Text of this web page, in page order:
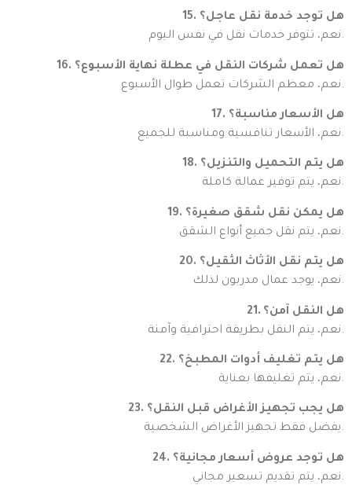
15. هل توجد خدمة نقل عاجل؟
نعم، تتوفر خدمات نقل في نفس اليوم.
16. هل تعمل شركات النقل في عطلة نهاية الأسبوع؟
نعم، معظم الشركات تعمل طوال الأسبوع.
17. هل الأسعار مناسبة؟
نعم، الأسعار تنافسية ومناسبة للجميع.
18. هل يتم التحميل والتنزيل؟
نعم، يتم توفير عمالة كاملة.
19. هل يمكن نقل شقق صغيرة؟
نعم، يتم نقل جميع أنواع الشقق.
20. هل يتم نقل الأثاث الثقيل؟
نعم، يوجد عمال مدربون لذلك.
21. هل النقل آمن؟
نعم، يتم النقل بطريقة احترافية وآمنة.
22. هل يتم تغليف أدوات المطبخ؟
نعم، يتم تغليفها بعناية.
23. هل يجب تجهيز الأغراض قبل النقل؟
يفضل فقط تجهيز الأغراض الشخصية.
24. هل توجد عروض أسعار مجانية؟
نعم، يتم تقديم تسعير مجاني.